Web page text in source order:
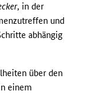
, in der
und
abhängig
über den
einem